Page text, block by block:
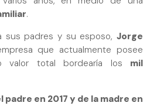
.
sus padres y su esposo, Jorge
que actualmente posee
valor total bordearía los mil
en 2017 y de la madre en